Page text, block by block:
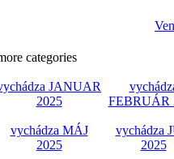
categories
JANUAR
2025
FEBRUÁR
vychádza MÁJ
2025
vychádza
2025